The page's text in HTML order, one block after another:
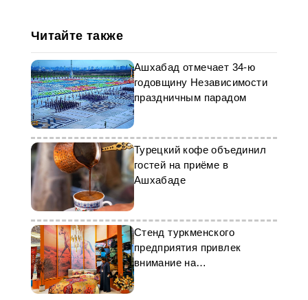
Читайте также
Ашхабад отмечает 34-ю
годовщину Независимости
праздничным парадом
Турецкий кофе объединил
гостей на приёме в
Ашхабаде
Стенд туркменского
предприятия привлек
внимание на
международной выставке